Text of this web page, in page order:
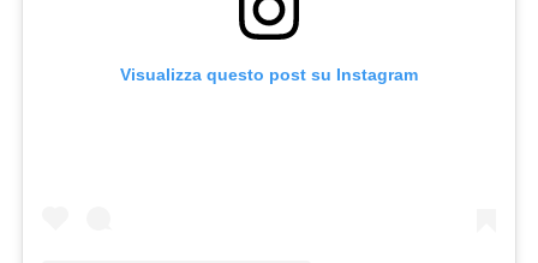
Visualizza questo post su Instagram